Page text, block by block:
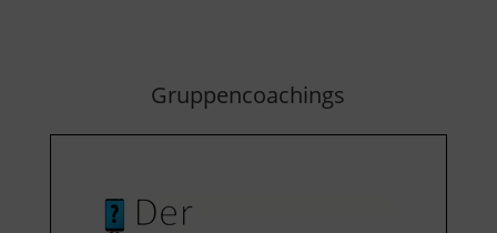
Gruppencoachings